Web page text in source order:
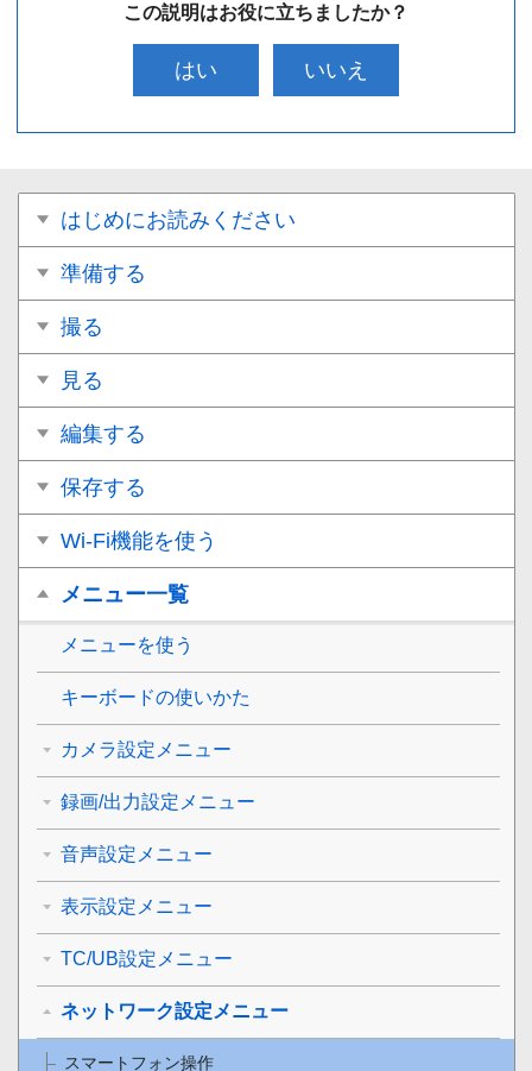
この説明はお役に立ちましたか？
はい いいえ
はじめにお読みください
準備する
撮る
見る
編集する
保存する
Wi-Fi機能を使う
メニュー一覧
メニューを使う
キーボードの使いかた
カメラ設定メニュー
録画/出力設定メニュー
音声設定メニュー
表示設定メニュー
TC/UB設定メニュー
ネットワーク設定メニュー
スマートフォン操作